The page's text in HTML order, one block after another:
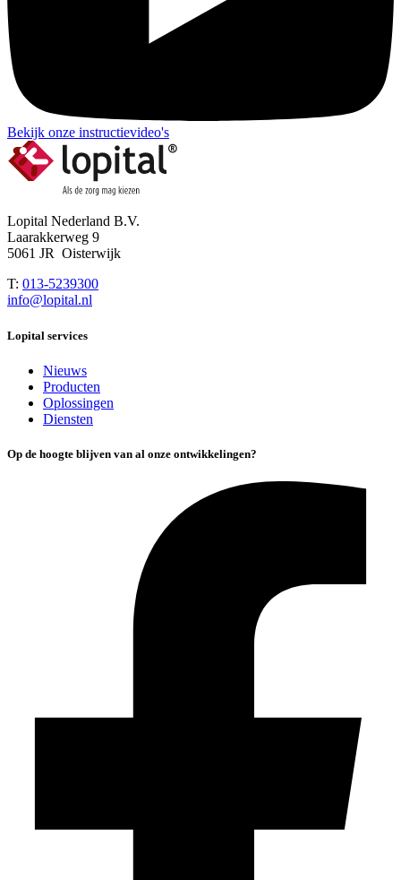
Bekijk onze instructievideo's
Lopital Nederland B.V.
Laarakkerweg 9
5061 JR Oisterwijk
T: 013-5239300
info@lopital.nl
Lopital services
Nieuws
Producten
Oplossingen
Diensten
Op de hoogte blijven van al onze ontwikkelingen?